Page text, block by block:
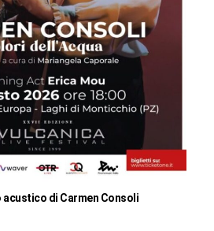
di Carmen Consoli